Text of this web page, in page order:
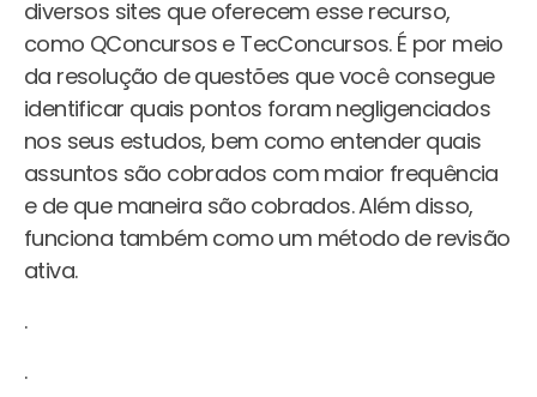
diversos sites que oferecem esse recurso,
como QConcursos e TecConcursos. É por meio
da resolução de questões que você consegue
identificar quais pontos foram negligenciados
nos seus estudos, bem como entender quais
assuntos são cobrados com maior frequência
e de que maneira são cobrados. Além disso,
funciona também como um método de revisão
ativa.
.
.